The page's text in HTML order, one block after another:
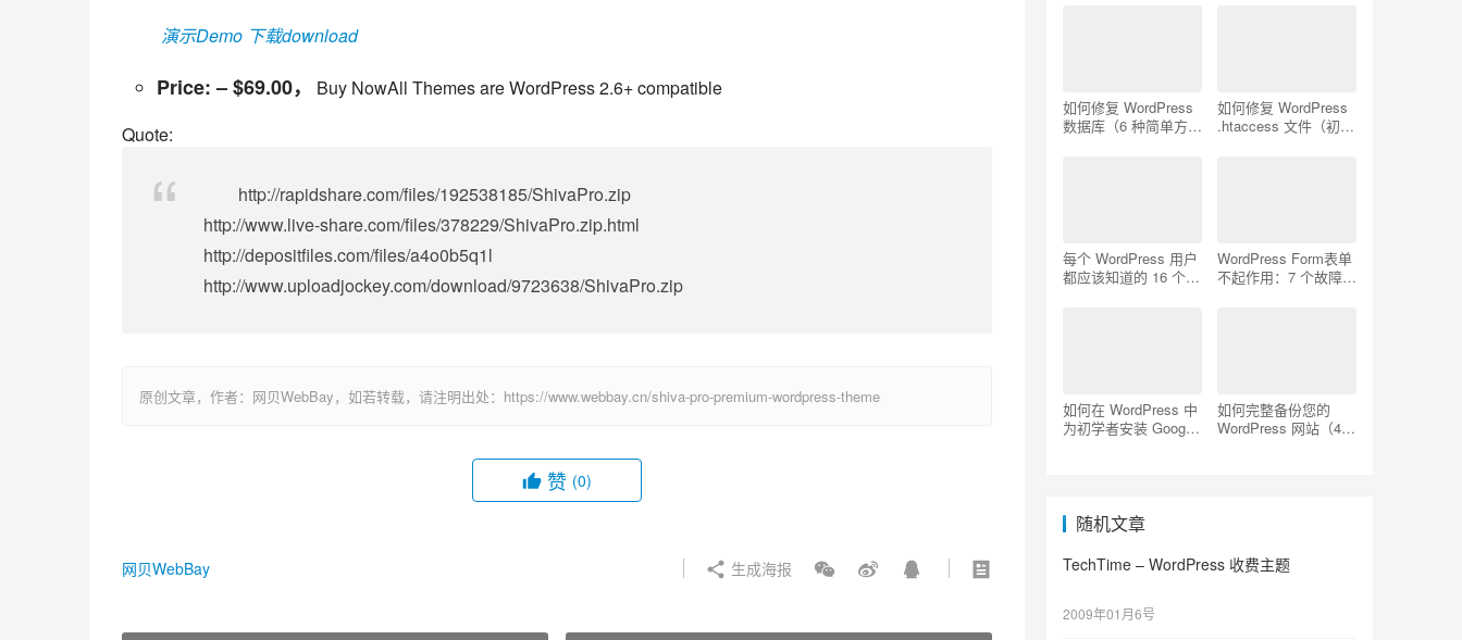
演示Demo 下载download
Price: – $69.00，
Buy NowAll Themes are WordPress 2.6+ compatible
Quote:
http://rapidshare.com/files/192538185/ShivaPro.zip
http://www.live-share.com/files/378229/ShivaPro.zip.html
http://depositfiles.com/files/a4o0b5q1l
http://www.uploadjockey.com/download/9723638/ShivaPro.zip
原创文章，作者：网贝WebBay，如若转载，请注明出处：https://www.webbay.cn/shiva-pro-premium-wordpress-theme
赞 (0)
网贝WebBay 生成海报
如何修复 WordPress
数据库（6 种简单方
如何修复 WordPress
.htaccess 文件（初学
每个 WordPress 用户
都应该知道的 16 个
WordPress Form表单
不起作用：7 个故障排
如何在 WordPress 中
为初学者安装 Google
如何完整备份您的
WordPress 网站（4
随机文章
TechTime – WordPress 收费主题
2009年01月6号